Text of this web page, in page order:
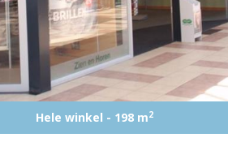
Hele winkel - 198 m2